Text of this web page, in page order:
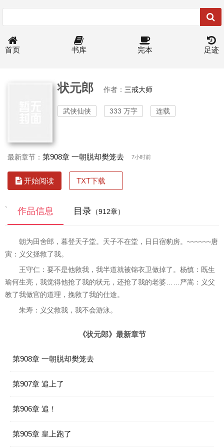
首页 书库 完本 足迹
状元郎 作者： 三戒大师
武侠仙侠 333 万字 连载
最新章节： 第908章 一朝脱却樊笼去 7小时前
开始阅读 TXT下载
` 作品信息 目录 （912章）
朝为田舍郎，暮登天子堂。天子不在堂，日日宿豹房。~~~~~~唐
寅：义父拯救了我。
王守仁：要不是他救我，我半道就被锦衣卫做掉了。杨慎：既生
瑜何生亮，我觉得他抢了我的状元，还抢了我的老婆……严嵩：义父
教了我做官的道理，挽救了我的仕途。
朱寿：义父救我，我不会游泳。
《状元郎》最新章节
第908章 一朝脱却樊笼去
第907章 追上了
第906章 追！
第905章 皇上跑了